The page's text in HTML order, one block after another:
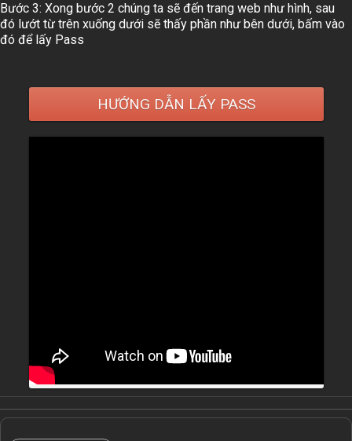
Bước 3: Xong bước 2 chúng ta sẽ đến trang web như hình, sau
đó lướt từ trên xuống dưới sẽ thấy phần như bên dưới, bấm vào
đó để lấy Pass
HƯỚNG DẪN LẤY PASS